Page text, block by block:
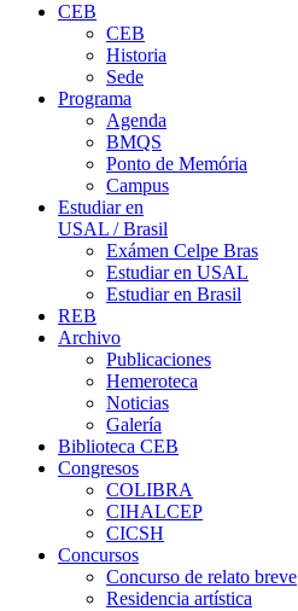
CEB
CEB
Historia
Sede
Programa
Agenda
BMQS
Ponto de Memória
Campus
Estudiar en
USAL / Brasil
Exámen Celpe Bras
Estudiar en USAL
Estudiar en Brasil
REB
Archivo
Publicaciones
Hemeroteca
Noticias
Galería
Biblioteca CEB
Congresos
COLIBRA
CIHALCEP
CICSH
Concursos
Concurso de relato breve
Residencia artística